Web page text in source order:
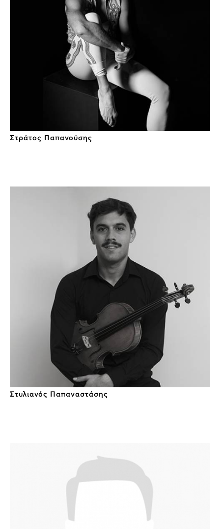
Στράτος Παπανούσης
Στυλιανός Παπαναστάσης